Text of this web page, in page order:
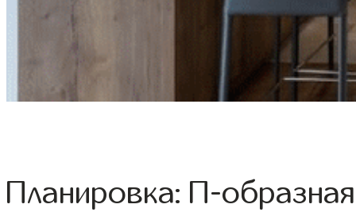
Планировка: П-образная